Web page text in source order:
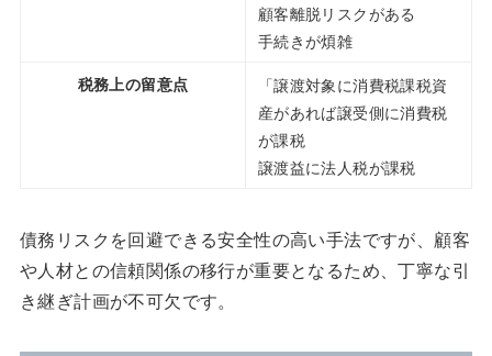
顧客離脱リスクがある
手続きが煩雑
税務上の留意点
「譲渡対象に消費税課税資
産があれば譲受側に消費税
が課税
譲渡益に法人税が課税
債務リスクを回避できる安全性の高い手法ですが、顧客
や人材との信頼関係の移行が重要となるため、丁寧な引
き継ぎ計画が不可欠です。